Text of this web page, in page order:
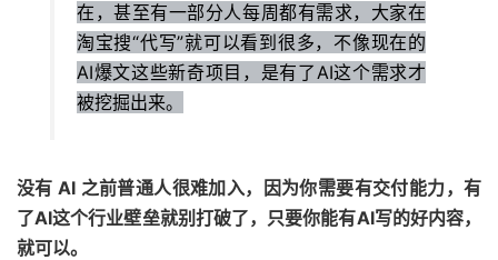
在，甚至有一部分人每周都有需求，大家在
淘宝搜“代写”就可以看到很多，不像现在的
AI爆文这些新奇项目，是有了AI这个需求才
被挖掘出来。
没有 AI 之前普通人很难加入，因为你需要有交付能力，有
了AI这个行业壁垒就别打破了，只要你能有AI写的好内容，
就可以。